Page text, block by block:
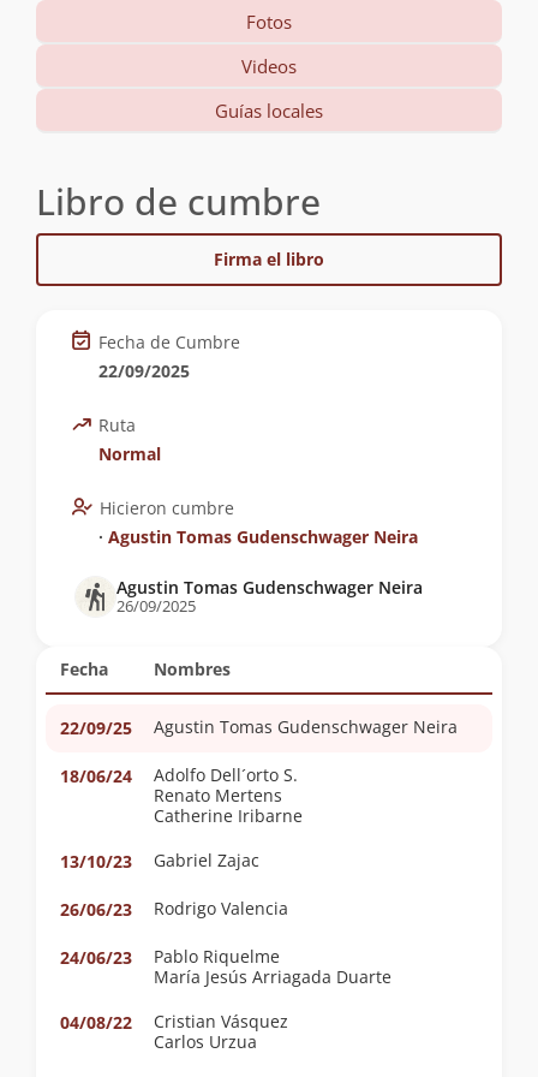
Fotos
Videos
Guías locales
Libro de cumbre
Firma el libro
Fecha Nombres
22/09/25 Agustin Tomas Gudenschwager Neira
18/06/24
Adolfo Dell´orto S.
Renato Mertens
Catherine Iribarne
13/10/23
Gabriel Zajac
26/06/23 Rodrigo Valencia
24/06/23
Pablo Riquelme
María Jesús Arriagada Duarte
04/08/22
Cristian Vásquez
Carlos Urzua
Fecha de Cumbre
22/09/2025
Ruta
Normal
Hicieron cumbre
∙ Agustin Tomas Gudenschwager Neira
Agustin Tomas Gudenschwager Neira
26/09/2025